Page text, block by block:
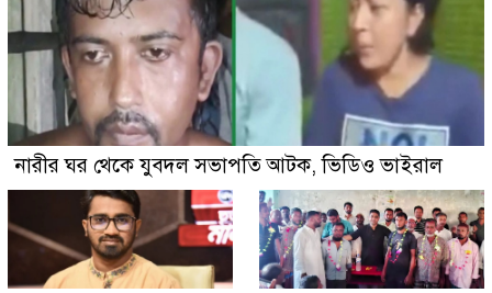
নারীর ঘর থেকে যুবদল সভাপতি আটক, ভিডিও ভাইরাল